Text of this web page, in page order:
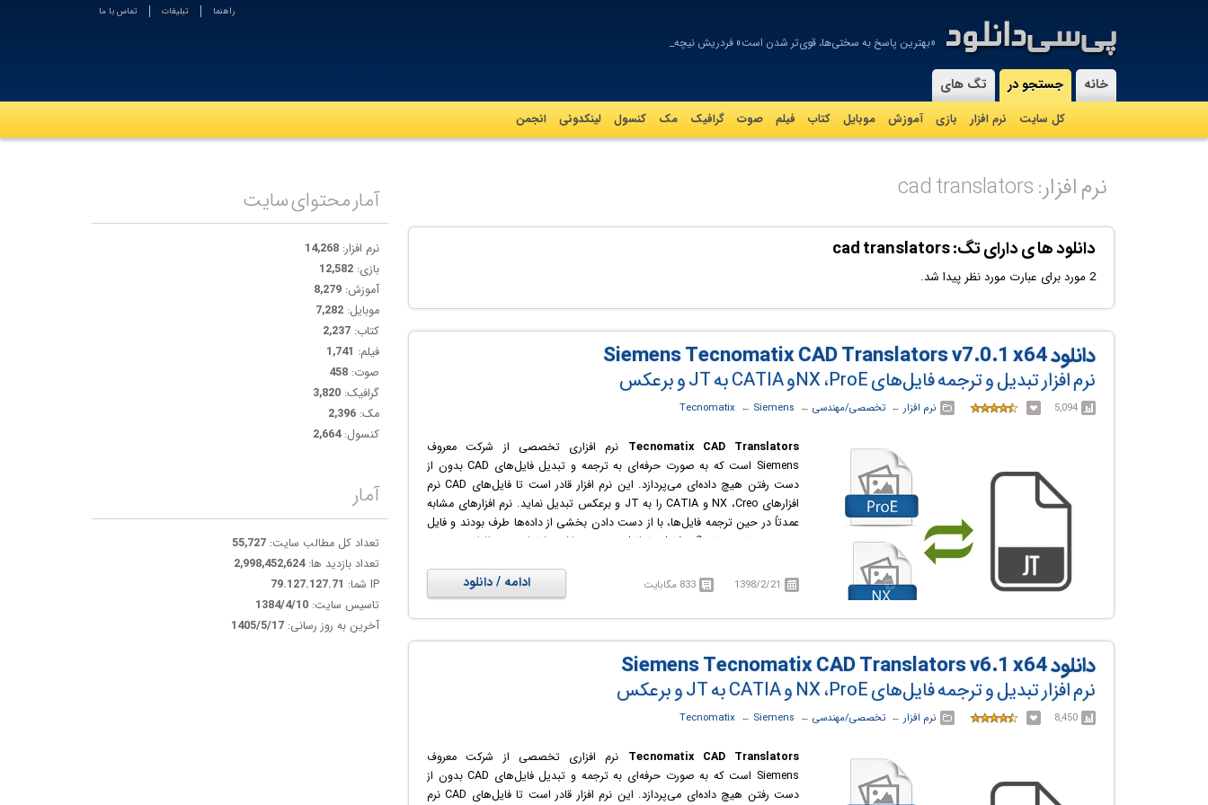
-
«بهترین پاسخ به سختی‌ها، قوی‌تر شدن است» فردریش نیچه
راهنما تبلیغات تماس با ما
خانه جستجو در
کل سایت نرم افزار بازی آموزش موبايل کتاب فیلم صوت گرافيک مک کنسول لینکدونی انجمن
تگ های
نرم افزار: cad translators
دانلود ها ی دارای تگ: cad translators
2 مورد برای عبارت مورد نظر پیدا شد.
دانلود Siemens Tecnomatix CAD Translators v7.0.1 x64
نرم افزار تبدیل و ترجمه فایل‌های NX ،ProEو CATIA به JT و برعکس
5,094 نرم افزار ← ‏تخصصی/مهندسی ← ‏
Siemens
← ‏
Tecnomatix
Tecnomatix CAD Translators نرم افزاری تخصصی از شرکت معروف
Siemens است که به صورت حرفه‌ای به ترجمه و تبدیل فایل‌های CAD بدون از
دست رفتن هیچ داده‌ای می‌پردازد. این نرم افزار قادر است تا فایل‌های CAD نرم
افزارهای NX ،Creo و CATIA را به JT و برعکس تبدیل نماید. نرم افزارهای مشابه
عمدتاً در حین ترجمه فایل‌ها، با از دست دادن بخشی از داده‌ها طرف بودند و فایل
خروجی نهایی هماهنگی کامل با فایل ورودی نداشت اما این نرم افزار تخصصی
CAD می‌تواند به شما کمک کند تا فایل‌های CAD خود را به فرمت‌های مختلف
1398/2/21 833 مگابایت ادامه / دانلود
دانلود Siemens Tecnomatix CAD Translators v6.1 x64
نرم افزار تبدیل و ترجمه فایل‌های NX ،ProE و CATIA به JT و برعکس
8,450 نرم افزار ← ‏تخصصی/مهندسی ← ‏
Siemens
← ‏
Tecnomatix
Tecnomatix CAD Translators نرم افزاری تخصصی از شرکت معروف
Siemens است که به صورت حرفه‌ای به ترجمه و تبدیل فایل‌های CAD بدون از
دست رفتن هیچ داده‌ای می‌پردازد. این نرم افزار قادر است تا فایل‌های CAD نرم
آمار محتوای سایت
نرم افزار: 14,268
بازی: 12,582
آموزش: 8,279
موبایل: 7,282
کتاب: 2,237
فیلم: 1,741
صوت: 458
گرافیک: 3,820
مک: 2,396
کنسول:2,664
آمار
تعداد کل مطالب سایت: 55,727
تعداد بازدید ها:2,998,452,624
IP شما:
79.127.127.71
تاسیس سایت: 1384/4/10
آخرین به روز رسانی: 1405/5/17